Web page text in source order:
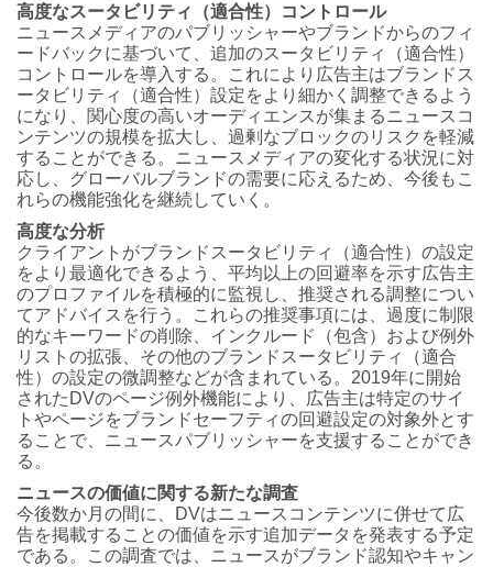
高度なスータビリティ（適合性）コントロール
ニュースメディアのパブリッシャーやブランドからのフィ
ードバックに基づいて、追加のスータビリティ（適合性）
コントロールを導入する。これにより広告主はブランドス
ータビリティ（適合性）設定をより細かく調整できるよう
になり、関心度の高いオーディエンスが集まるニュースコ
ンテンツの規模を拡大し、過剰なブロックのリスクを軽減
することができる。ニュースメディアの変化する状況に対
応し、グローバルブランドの需要に応えるため、今後もこ
れらの機能強化を継続していく。
高度な分析
クライアントがブランドスータビリティ（適合性）の設定
をより最適化できるよう、平均以上の回避率を示す広告主
のプロファイルを積極的に監視し、推奨される調整につい
てアドバイスを行う。これらの推奨事項には、過度に制限
的なキーワードの削除、インクルード（包含）および例外
リストの拡張、その他のブランドスータビリティ（適合
性）の設定の微調整などが含まれている。2019年に開始
されたDVのページ例外機能により、広告主は特定のサイ
トやページをブランドセーフティの回避設定の対象外とす
ることで、ニュースパブリッシャーを支援することができ
る。
ニュースの価値に関する新たな調査
今後数か月の間に、DVはニュースコンテンツに併せて広
告を掲載することの価値を示す追加データを発表する予定
である。この調査では、ニュースがブランド認知やキャン